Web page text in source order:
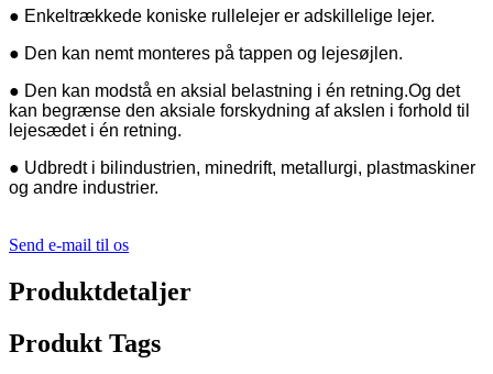
● Enkeltrækkede koniske rullelejer er adskillelige lejer.
● Den kan nemt monteres på tappen og lejesøjlen.
● Den kan modstå en aksial belastning i én retning.Og det
kan begrænse den aksiale forskydning af akslen i forhold til
lejesædet i én retning.
● Udbredt i bilindustrien, minedrift, metallurgi, plastmaskiner
og andre industrier.
Send e-mail til os
Produktdetaljer
Produkt Tags